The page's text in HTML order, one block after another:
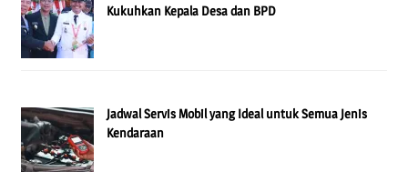
Kukuhkan Kepala Desa dan BPD
Jadwal Servis Mobil yang Ideal untuk Semua Jenis
Kendaraan